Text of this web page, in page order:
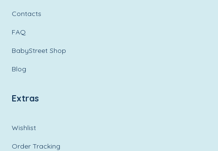
Contacts
FAQ
BabyStreet Shop
Blog
Extras
Wishlist
Order Tracking